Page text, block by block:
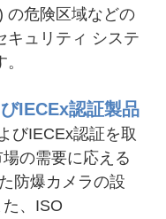
の危険区域などの
キュリティ システ
IECEx認証製品
びIECEx認証を取
の需要に応える
防爆カメラの設
、ISO